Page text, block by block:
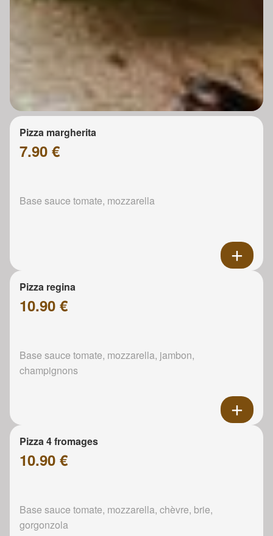
Pizza margherita
7.90 €
Base sauce tomate, mozzarella
Pizza regina
10.90 €
Base sauce tomate, mozzarella, jambon,
champignons
Pizza 4 fromages
10.90 €
Base sauce tomate, mozzarella, chèvre, brie,
gorgonzola